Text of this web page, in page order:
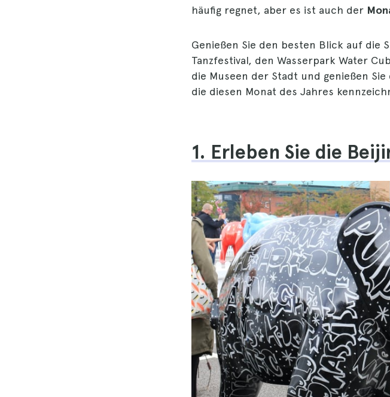
häufig regnet, aber es ist auch der
Genießen Sie den besten Blick auf die
Tanzfestival, den Wasserpark Water
die Museen der Stadt und genießen
die diesen Monat des Jahres
1. Erleben Sie die